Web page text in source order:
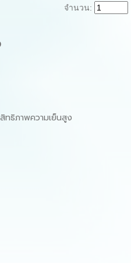
จำนวน:
ทธิภาพความเย็นสูง